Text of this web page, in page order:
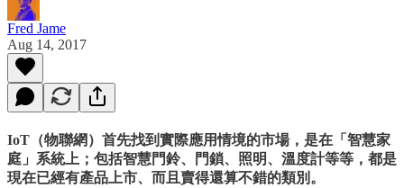
Fred Jame
Aug 14, 2017
IoT（物聯網）首先找到實際應用情境的市場，是在「智慧家
庭」系統上；包括智慧門鈴、門鎖、照明、溫度計等等，都是
現在已經有產品上市、而且賣得還算不錯的類別。